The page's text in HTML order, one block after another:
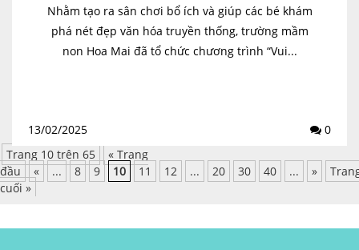
Nhằm tạo ra sân chơi bổ ích và giúp các bé khám
phá nét đẹp văn hóa truyền thống, trường mầm
non Hoa Mai đã tổ chức chương trình “Vui...
13/02/2025
0
Trang 10 trên 65
« Trang
đầu
« ... 8 9 10 11 12 ... 20 30 40 ... »
cuối »